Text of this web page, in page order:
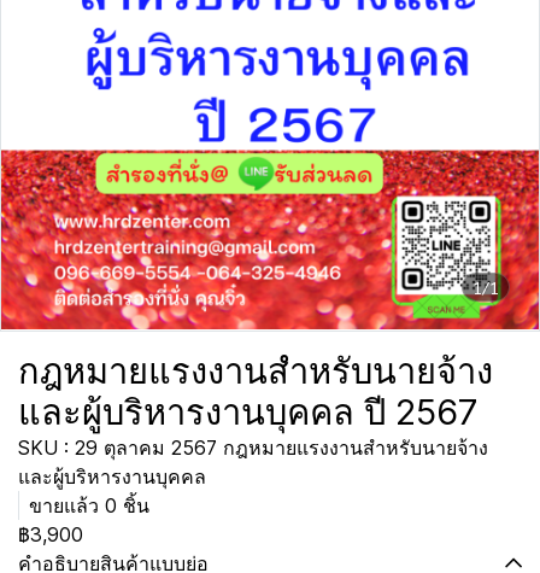
1/1
กฎหมายแรงงานสำหรับนายจ้าง
และผู้บริหารงานบุคคล ปี 2567
SKU : 29 ตุลาคม 2567 กฎหมายแรงงานสำหรับนายจ้าง
และผู้บริหารงานบุคคล
ขายแล้ว 0 ชิ้น
฿3,900
คำอธิบายสินค้าแบบย่อ